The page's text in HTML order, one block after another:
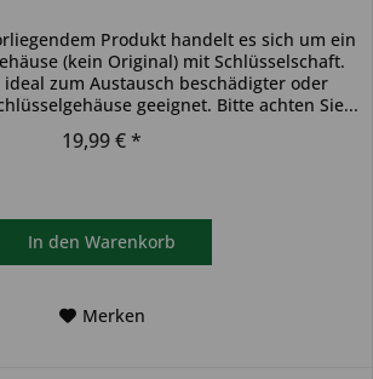
Produkt handelt es sich um ein
(kein Original) mit Schlüsselschaft.
zum Austausch beschädigter oder
geeignet. Bitte achten Sie...
19,99 € *
In den Warenkorb
Merken